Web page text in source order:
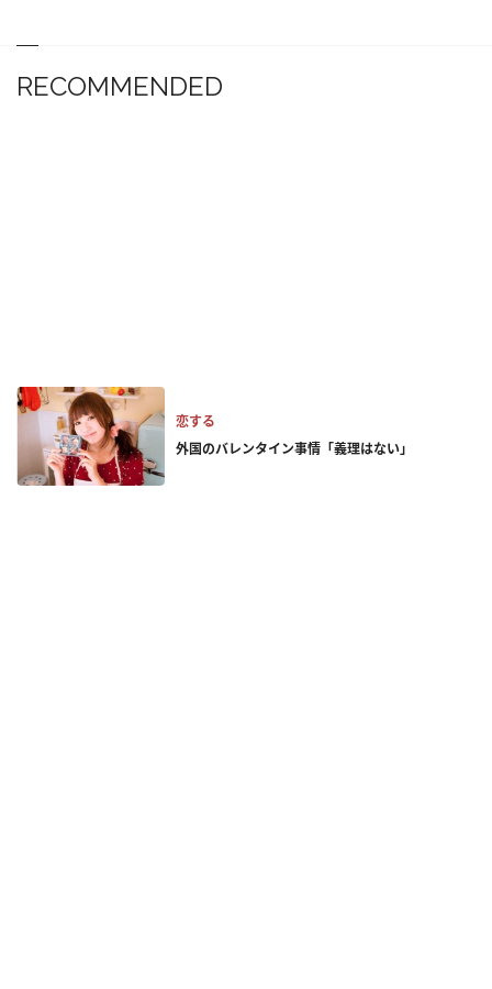
RECOMMENDED
恋する
外国のバレンタイン事情「義理はない」